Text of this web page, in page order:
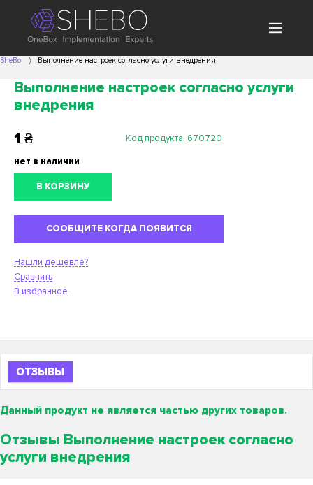
SheBo Выполнение настроек согласно услуги внедрения
Выполнение настроек согласно услуги
внедрения
1 ₴ Код продукта: 670720
нет в наличии
В КОРЗИНУ
СООБЩИТЕ КОГДА ПОЯВИТСЯ
Нашли дешевле?
Сравнить
В избранное
ОТЗЫВЫ
Данный продукт не является частью других товаров.
Отзывы Выполнение настроек согласно
услуги внедрения